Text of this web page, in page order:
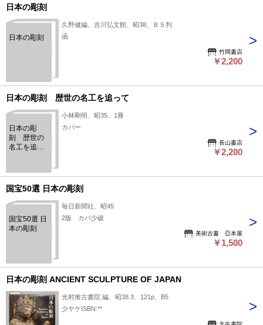
日本の彫刻
日本の彫刻
久野健編、吉川弘文館、昭38、Ｂ５判
函
竹岡書店
￥2,200
日本の彫刻 歴世の名工を追って
日本の彫
刻 歴世の
名工を追っ
小林剛明、昭35、1冊
カバー
長山書店
￥2,200
国宝50選 日本の彫刻
国宝50選 日
本の彫刻
毎日新聞社、昭45
2版 カバ少破
美術古書 亞本屋
￥1,500
日本の彫刻 ANCIENT SCULPTURE OF JAPAN
光村推古書院 編、昭38.3、121p、B5
少ヤケISBN:**